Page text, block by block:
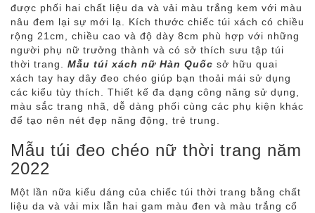
được phối hai chất liệu da và vải màu trắng kem với màu
nâu đem lại sự mới lạ. Kích thước chiếc túi xách có chiều
rộng 21cm, chiều cao và độ dày 8cm phù hợp với những
người phụ nữ trưởng thành và có sở thích sưu tập túi
thời trang. Mẫu túi xách nữ Hàn Quốc sở hữu quai
xách tay hay dây đeo chéo giúp bạn thoải mái sử dụng
các kiểu tùy thích. Thiết kế đa dạng công năng sử dụng,
màu sắc trang nhã, dễ dàng phối cùng các phụ kiện khác
để tạo nên nét đẹp năng động, trẻ trung.
Mẫu túi đeo chéo nữ thời trang năm
2022
Một lần nữa kiểu dáng của chiếc túi thời trang bằng chất
liệu da và vải mix lẫn hai gam màu đen và màu trắng cổ